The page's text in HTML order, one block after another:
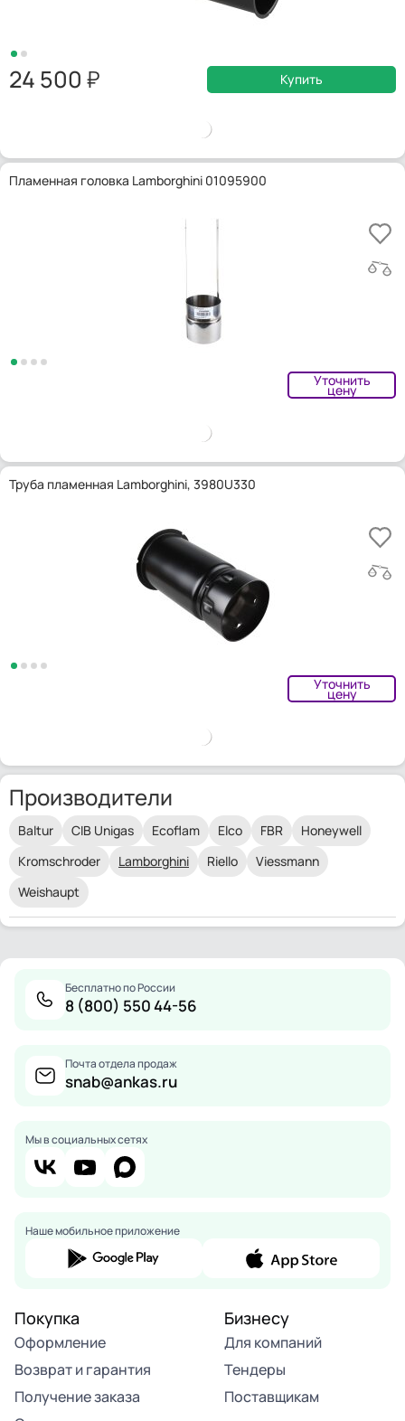
24 500 Купить
Пламенная головка Lamborghini 01095900
Уточнить
цену
Труба пламенная Lamborghini, 3980U330
Уточнить
цену
Производители
Baltur CIB Unigas Ecoflam Elco FBR
Honeywell
Kromschroder
Lamborghini Riello
Viessmann
Weishaupt
Бесплатно по России
8 (800) 550 44-56
Почта отдела продаж
snab@ankas.ru
Мы в социальных сетях
Наше мобильное приложение
Покупка
Оформление
Возврат и гарантия
Получение заказа
Бизнесу
Для компаний
Тендеры
Поставщикам